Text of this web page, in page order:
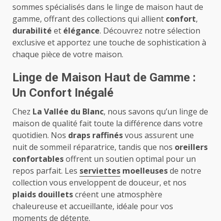
sommes spécialisés dans le linge de maison haut de
gamme, offrant des collections qui allient confort,
durabilité et élégance. Découvrez notre sélection
exclusive et apportez une touche de sophistication à
chaque pièce de votre maison.
Linge de Maison Haut de Gamme :
Un Confort Inégalé
Chez La Vallée du Blanc, nous savons qu’un linge de
maison de qualité fait toute la différence dans votre
quotidien. Nos draps raffinésvous assurent une
nuit de sommeil réparatrice, tandis que nos oreillers
confortablesoffrent un soutien optimal pour un
repos parfait. Les serviettes moelleusesde notre
collection vous enveloppent de douceur, et nos
plaids douilletscréent une atmosphère
chaleureuse et accueillante, idéale pour vos
moments de détente.